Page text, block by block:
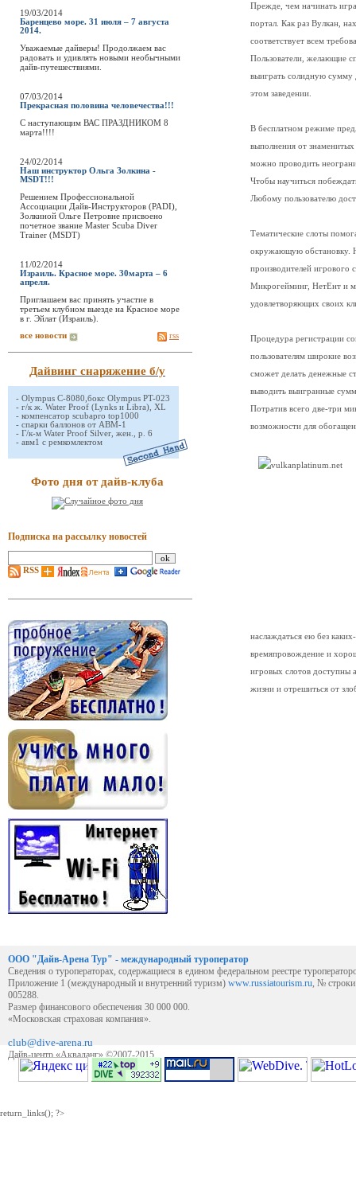
19/03/2014
Баренцево море. 31 июля – 7 августа
2014.
Уважаемые дайверы! Продолжаем вас
радовать и удивлять новыми необычными
дайв-путешествиями.
07/03/2014
Прекрасная половина человечества!!!
C наступающим ВАС ПРАЗДНИКОМ 8
марта!!!!
24/02/2014
Наш инструктор Ольга Золкина -
MSDT!!!
Решением Профессиональной
Ассоциации Дайв-Инструкторов (PADI),
Золкиной Ольге Петровне присвоено
почетное звание Master Scuba Diver
Trainer (MSDT)
11/02/2014
Израиль. Красное море. 30марта – 6
апреля.
Приглашаем вас принять участие в
третьем клубном выезде на Красное море
в г. Эйлат (Израиль).
все новости rss
Дайвинг снаряжение б/у
- Olympus C-8080,бокс Olympus PT-023
- г/к ж. Water Proof (Lynks и Libra), XL
- компенсатор scubapro top1000
- спарки баллонов от АВМ-1
- Г/к-м Water Proof Silver, жен., р. 6
- авм1 с ремкомлектом
Фото дня от дайв-клуба
Подписка на рассылку новостей
RSS
Прежде, чем начинать
портал. Как раз Вулкан,
соответствует всем
Пользователи, желающие
выиграть солидную сумму
этом заведении.
В бесплатном режиме
выполнения от
можно проводить
Чтобы научиться
Любому пользователю
Тематические слоты
окружающую обстановку.
производителей
Микрогейминг, НетЕнт и
удовлетворяющих своих
Процедура регистрации
пользователям широкие
сможет делать денежные
выводить выигранные
Потратив всего две-три
возможности для
наслаждаться ею без
времяпровождение и
игровых слотов доступны
жизни и отрешиться от
ООО "Дайв-Арена Тур" - международный туроператор
Сведения о туроператорах, содержащиеся в едином федеральном реестре
Приложение 1 (международный и внутренний туризм) www.russiatourism.ru, №
005288.
Размер финансового обеспечения 30 000 000.
«Московская страховая компания».
club@dive-arena.ru
Дайв-центр «Акваланг» ©2007-2015
return_links(); ?>